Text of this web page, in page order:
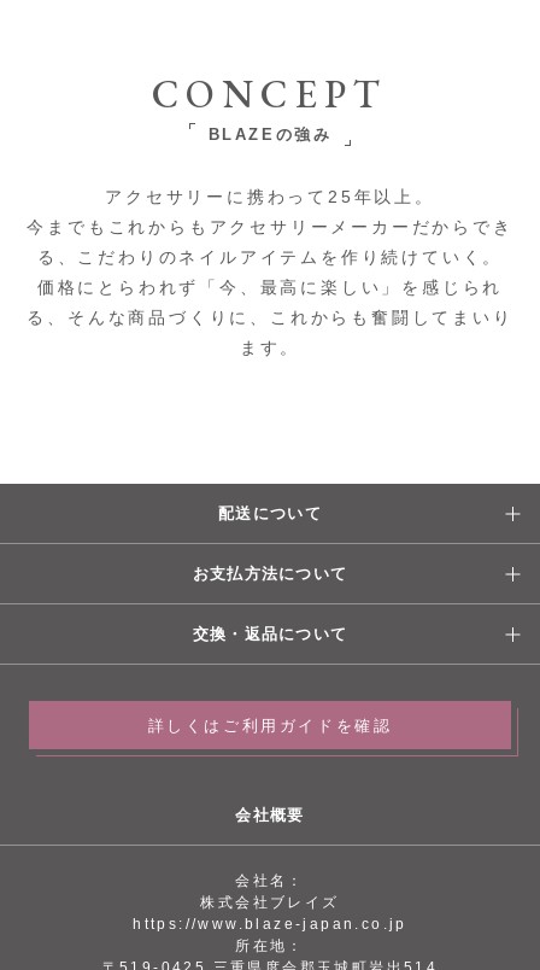
CONCEPT
BLAZEの強み
アクセサリーに携わって25年以上。
今までもこれからもアクセサリーメーカーだからでき
る、こだわりのネイルアイテムを作り続けていく。
価格にとらわれず「今、最高に楽しい」を感じられ
る、そんな商品づくりに、これからも奮闘してまいり
ます。
配送について
お支払方法について
交換・返品について
詳しくはご利用ガイドを確認
会社概要
会社名：
株式会社ブレイズ
https://www.blaze-japan.co.jp
所在地：